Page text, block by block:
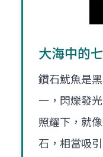
大海中的
鑽石魷魚是
一，閃爍發
照耀下，就
石，相當吸